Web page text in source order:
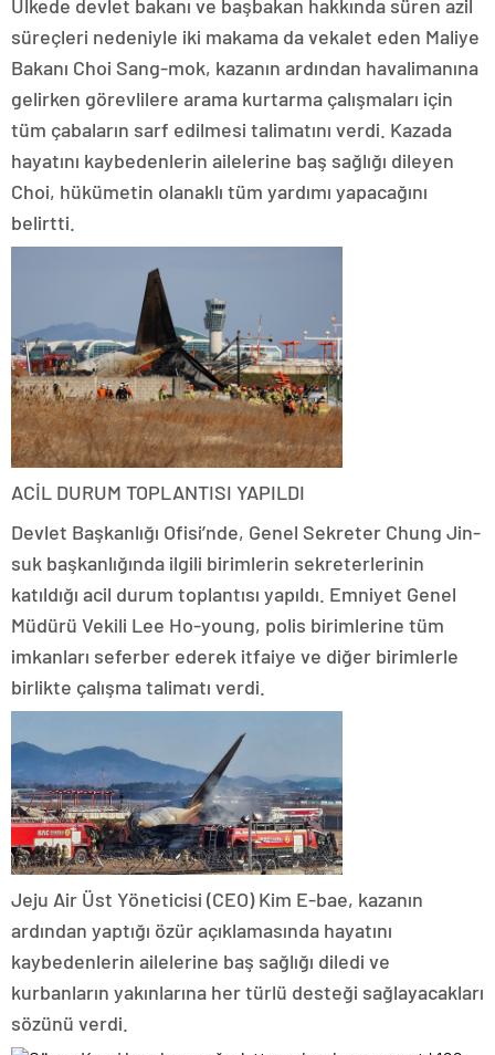
Ülkede devlet bakanı ve başbakan hakkında süren azil
süreçleri nedeniyle iki makama da vekalet eden Maliye
Bakanı Choi Sang-mok, kazanın ardından havalimanına
gelirken görevlilere arama kurtarma çalışmaları için
tüm çabaların sarf edilmesi talimatını verdi. Kazada
hayatını kaybedenlerin ailelerine baş sağlığı dileyen
Choi, hükümetin olanaklı tüm yardımı yapacağını
belirtti.
ACİL DURUM TOPLANTISI YAPILDI
Devlet Başkanlığı Ofisi’nde, Genel Sekreter Chung Jin-
suk başkanlığında ilgili birimlerin sekreterlerinin
katıldığı acil durum toplantısı yapıldı. Emniyet Genel
Müdürü Vekili Lee Ho-young, polis birimlerine tüm
imkanları seferber ederek itfaiye ve diğer birimlerle
birlikte çalışma talimatı verdi.
Jeju Air Üst Yöneticisi (CEO) Kim E-bae, kazanın
ardından yaptığı özür açıklamasında hayatını
kaybedenlerin ailelerine baş sağlığı diledi ve
kurbanların yakınlarına her türlü desteği sağlayacakları
sözünü verdi.